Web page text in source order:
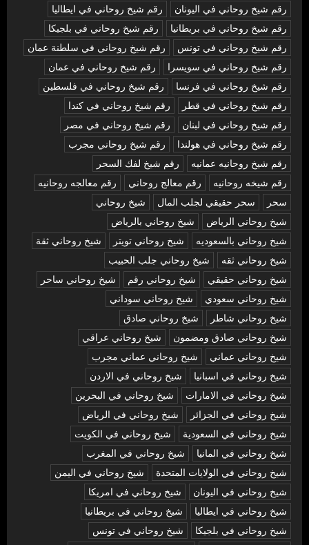
رقم شيخ روحاني في اليونان
رقم شيخ روحاني في ايطاليا
رقم شيخ روحاني في بريطانيا
رقم شيخ روحاني في بلجيكا
رقم شيخ روحاني في تونس
رقم شيخ روحاني في سلطنة عمان
رقم شيخ روحاني في سويسرا
رقم شيخ روحاني في عمان
رقم شيخ روحاني في فرنسا
رقم شيخ روحاني في فلسطين
رقم شيخ روحاني في قطر
رقم شيخ روحاني في كندا
رقم شيخ روحاني في لبنان
رقم شيخ روحاني في مصر
رقم شيخ روحاني في هولندا
رقم شيخ روحاني مجرب
رقم شيخ روحانيه عمانيه
رقم شيخ لفك السحر
رقم شيخه روحانيه
رقم معالج روحاني
رقم معالجه روحانيه
سحر
سحر حقيقي لجلب المال
شيخ روحاني
شيخ روحاني الرياض
شيخ روحاني بالرياض
شيخ روحاني بالسعوديه
شيخ روحاني تويتر
شيخ روحاني ثقة
شيخ روحاني ثقه
شيخ روحاني جلب الحبيب
شيخ روحاني حقيقي
شيخ روحاني رقم
شيخ روحاني ساحر
شيخ روحاني سعودي
شيخ روحاني سوداني
شيخ روحاني شاطر
شيخ روحاني صادق
شيخ روحاني صادق ومضمون
شيخ روحاني عراقي
شيخ روحاني عماني
شيخ روحاني عماني مجرب
شيخ روحاني في اسبانيا
شيخ روحاني في الاردن
شيخ روحاني في الامارات
شيخ روحاني في البحرين
شيخ روحاني في الجزائر
شيخ روحاني في الرياض
شيخ روحاني في السعودية
شيخ روحاني في الكويت
شيخ روحاني في المانيا
شيخ روحاني في المغرب
شيخ روحاني في الولايات المتحدة
شيخ روحاني في اليمن
شيخ روحاني في اليونان
شيخ روحاني في امريكا
شيخ روحاني في ايطاليا
شيخ روحاني في بريطانيا
شيخ روحاني في بلجيكا
شيخ روحاني في تونس